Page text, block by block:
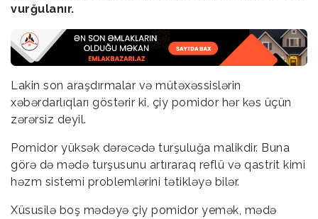
vurğulanır.
Lakin son araşdırmalar və mütəxəssislərin
xəbərdarlıqları göstərir ki, çiy pomidor hər kəs üçün
zərərsiz deyil.
Pomidor yüksək dərəcədə turşuluğa malikdir. Buna
görə də mədə turşusunu artıraraq reflü və qastrit kimi
həzm sistemi problemlərini tətikləyə bilər.
Xüsusilə boş mədəyə çiy pomidor yemək, mədə